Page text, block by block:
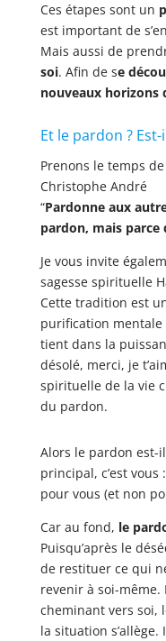
Ces étapes sont un
est important de
Mais aussi de
soi. Afin de se
nouveaux horizons
Et le pardon ?
Prenons le temps
Christophe André
“Pardonne aux
pardon, mais
Je vous invite
sagesse spirituelle
Cette tradition est
purification mentale
tient dans la
désolé, merci, je
spirituelle de la vie
du pardon.
Alors le pardon est-
principal, c’est
pour vous (et non
Car au fond, le
Puisqu’après le
de restituer ce qui
revenir à soi-même.
cheminant vers soi,
la situation